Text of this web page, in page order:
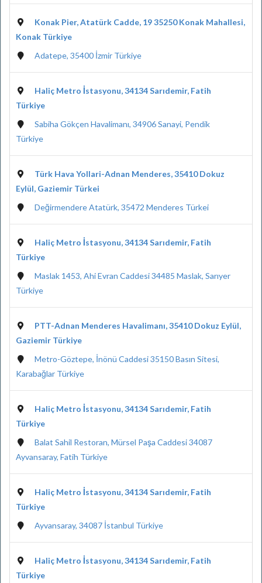
Konak Pier, Atatürk Cadde, 19 35250 Konak Mahallesi,
Konak Türkiye
Adatepe, 35400 İzmir Türkiye
Haliç Metro İstasyonu, 34134 Sarıdemir, Fatih
Türkiye
Sabiha Gökçen Havalimanı, 34906 Sanayi, Pendik
Türkiye
Türk Hava Yollari-Adnan Menderes, 35410 Dokuz
Eylül, Gaziemir Türkei
Değirmendere Atatürk, 35472 Menderes Türkei
Haliç Metro İstasyonu, 34134 Sarıdemir, Fatih
Türkiye
Maslak 1453, Ahi Evran Caddesi 34485 Maslak, Sarıyer
Türkiye
PTT-Adnan Menderes Havalimanı, 35410 Dokuz Eylül,
Gaziemir Türkiye
Metro-Göztepe, İnönü Caddesi 35150 Basın Sitesi,
Karabağlar Türkiye
Haliç Metro İstasyonu, 34134 Sarıdemir, Fatih
Türkiye
Balat Sahil Restoran, Mürsel Paşa Caddesi 34087
Ayvansaray, Fatih Türkiye
Haliç Metro İstasyonu, 34134 Sarıdemir, Fatih
Türkiye
Ayvansaray, 34087 İstanbul Türkiye
Haliç Metro İstasyonu, 34134 Sarıdemir, Fatih
Türkiye